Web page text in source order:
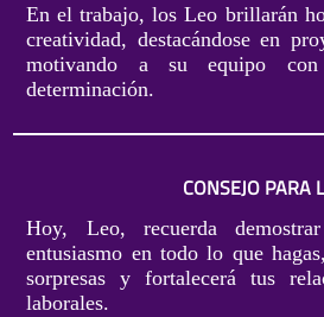
En el trabajo, los Leo brillarán
creatividad, destacándose en
motivando a su equipo
determinación.
CONSEJO PARA
Hoy, Leo, recuerda
entusiasmo en todo lo que
sorpresas y fortalecerá tus
laborales.